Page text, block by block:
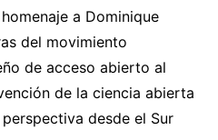
a Dominique
del movimiento
de acceso abierto al
de la ciencia abierta
desde el Sur